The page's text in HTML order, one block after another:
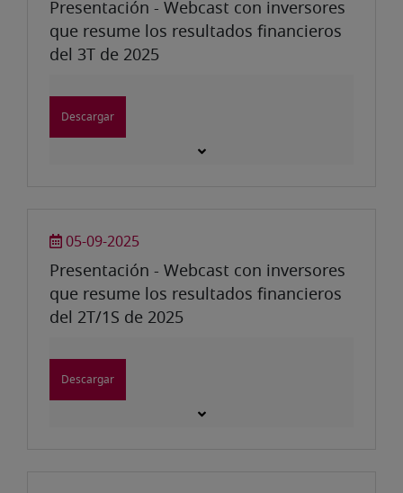
Presentación - Webcast con inversores
que resume los resultados financieros
del 3T de 2025
Descargar
05-09-2025
Presentación - Webcast con inversores
que resume los resultados financieros
del 2T/1S de 2025
Descargar